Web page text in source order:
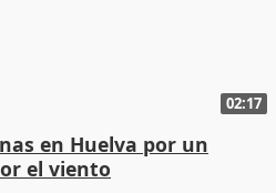
02:17
en Huelva por un
el viento